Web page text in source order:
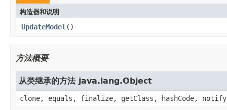
构造器和说明
UpdateModel ()
方法概要
从类继承的方法 java.lang.Object
clone, equals, finalize, getClass, hashCode,